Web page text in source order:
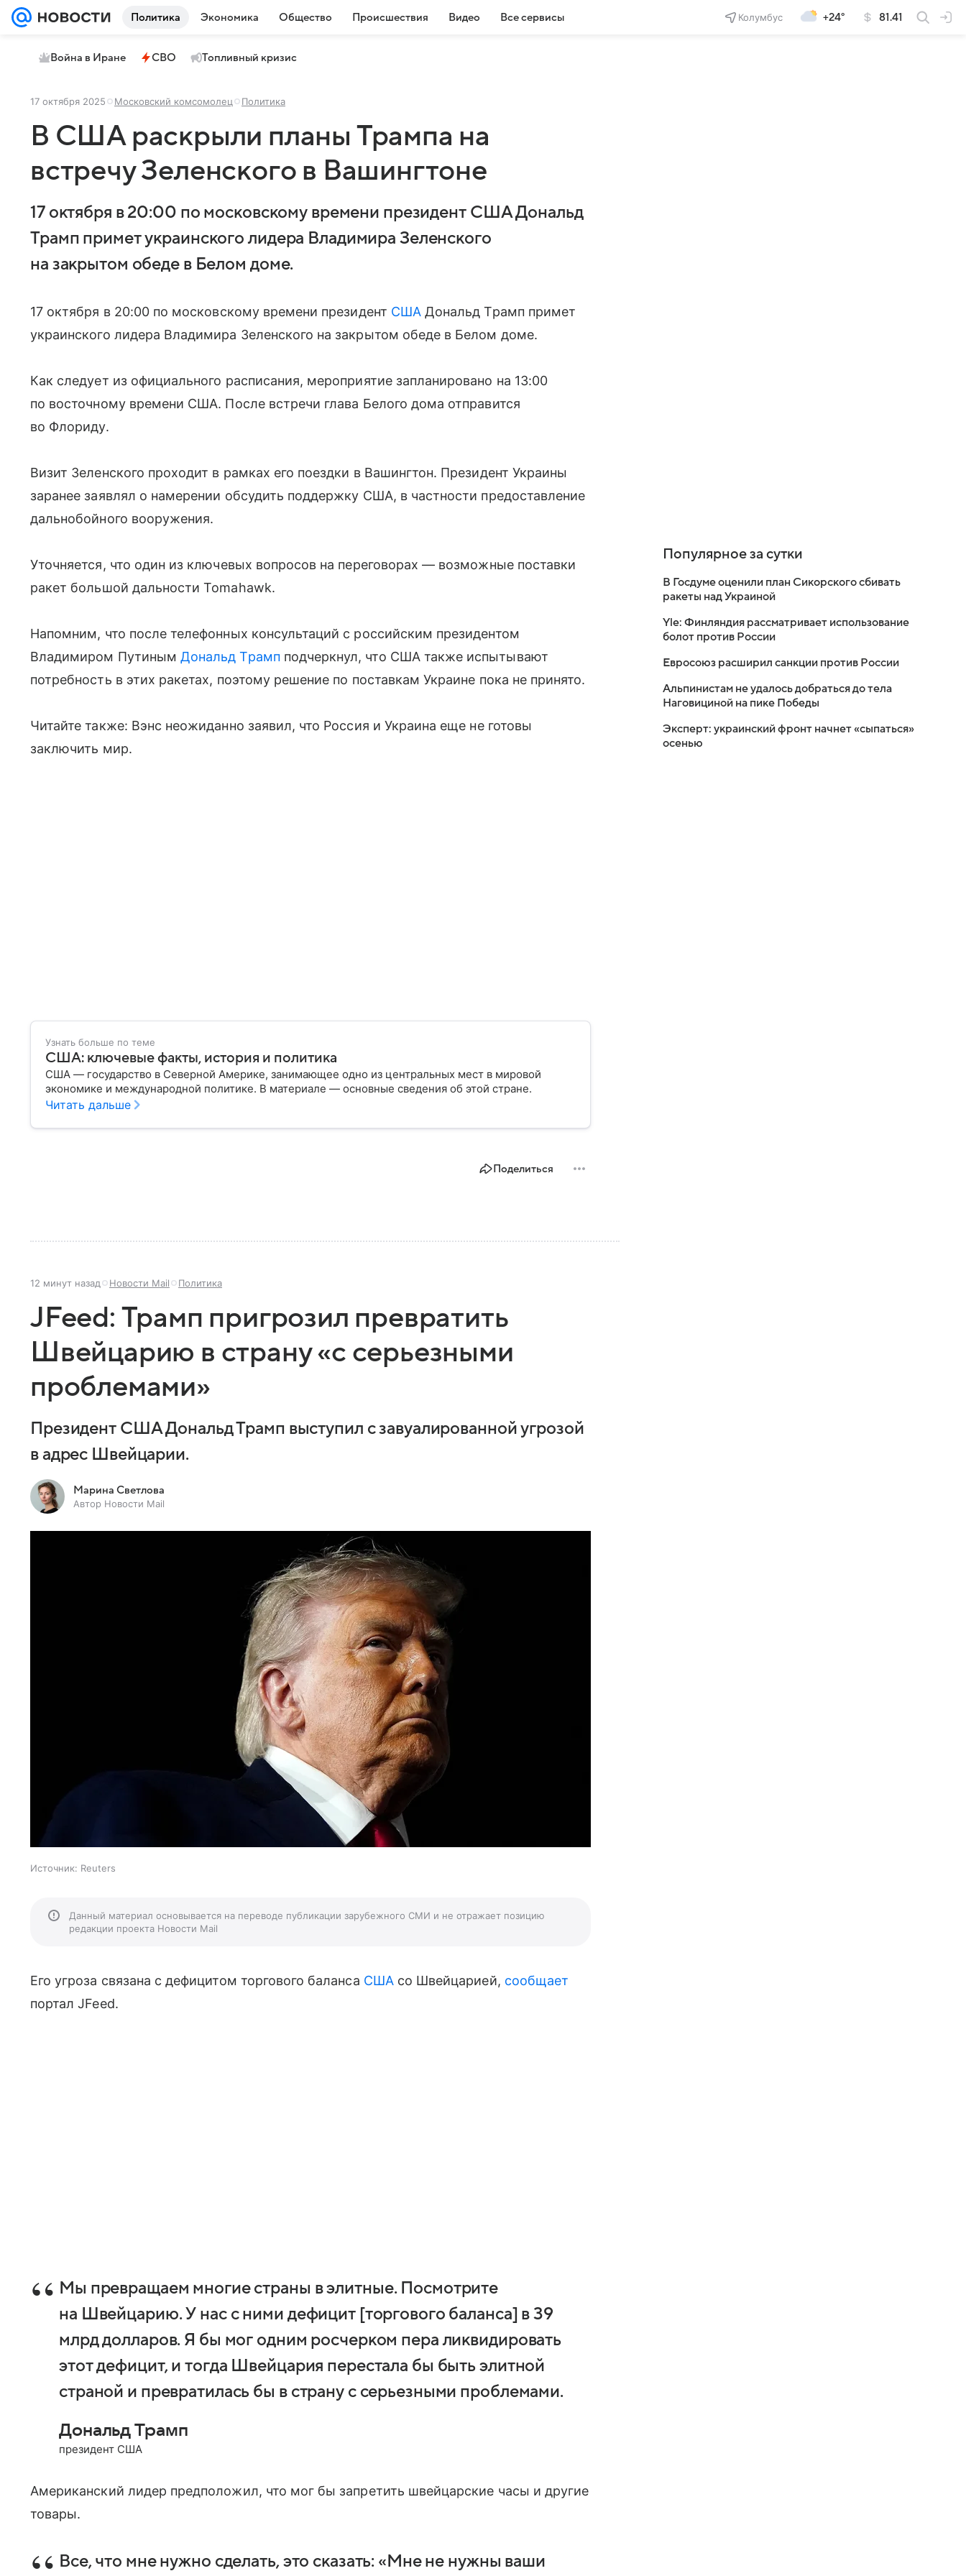
Политика Экономика Общество Происшествия Видео Все сервисы Колумбус +24° 81.41
Война в Иране СВО Топливный кризис
17 октября 2025 Московский комсомолец Политика
В США раскрыли планы Трампа на
встречу Зеленского в Вашингтоне
17 октября в 20:00 по московскому времени президент США Дональд
Трамп примет украинского лидера Владимира Зеленского
на закрытом обеде в Белом доме.
17 октября в 20:00 по московскому времени президент СШАДональд Трамп примет
украинского лидера Владимира Зеленского на закрытом обеде в Белом доме.
Как следует из официального расписания, мероприятие запланировано на 13:00
по восточному времени США. После встречи глава Белого дома отправится
во Флориду.
Визит Зеленского проходит в рамках его поездки в Вашингтон. Президент Украины
заранее заявлял о намерении обсудить поддержку США, в частности предоставление
дальнобойного вооружения.
Уточняется, что один из ключевых вопросов на переговорах — возможные поставки
ракет большой дальности Tomahawk.
Напомним, что после телефонных консультаций с российским президентом
Владимиром ПутинымДональд Трамп подчеркнул, что США также испытывают
потребность в этих ракетах, поэтому решение по поставкам Украине пока не принято.
Читайте также: Вэнс неожиданно заявил, что Россия и Украина еще не готовы
заключить мир.
Узнать больше по теме
США: ключевые факты, история и политика
США — государство в Северной Америке, занимающее одно из центральных мест в мировой
экономике и международной политике. В материале — основные сведения об этой стране.
Читать дальше
Поделиться
12 минут назад Новости Mail Политика
JFeed: Трамп пригрозил превратить
Швейцарию в страну «с серьезными
проблемами»
Президент США Дональд Трамп выступил с завуалированной угрозой
в адрес Швейцарии.
Марина Светлова
Автор Новости Mail
Источник: Reuters
Данный материал основывается на переводе публикации зарубежного СМИ и не отражает позицию
редакции проекта Новости Mail
Его угроза связана с дефицитом торгового баланса СШАсо Швейцарией, сообщает
портал JFeed.
Мы превращаем многие страны в элитные. Посмотрите
на Швейцарию. У нас с ними дефицит [торгового баланса] в 39
млрд долларов. Я бы мог одним росчерком пера ликвидировать
этот дефицит, и тогда Швейцария перестала бы быть элитной
страной и превратилась бы в страну с серьезными проблемами.
Дональд Трамп
президент США
Американский лидер предположил, что мог бы запретить швейцарские часы и другие
товары.
Все, что мне нужно сделать, это сказать: «Мне не нужны ваши
Популярное за сутки
В Госдуме оценили план Сикорского сбивать
ракеты над Украиной
Yle: Финляндия рассматривает использование
болот против России
Евросоюз расширил санкции против России
Альпинистам не удалось добраться до тела
Наговициной на пике Победы
Эксперт: украинский фронт начнет «сыпаться»
осенью